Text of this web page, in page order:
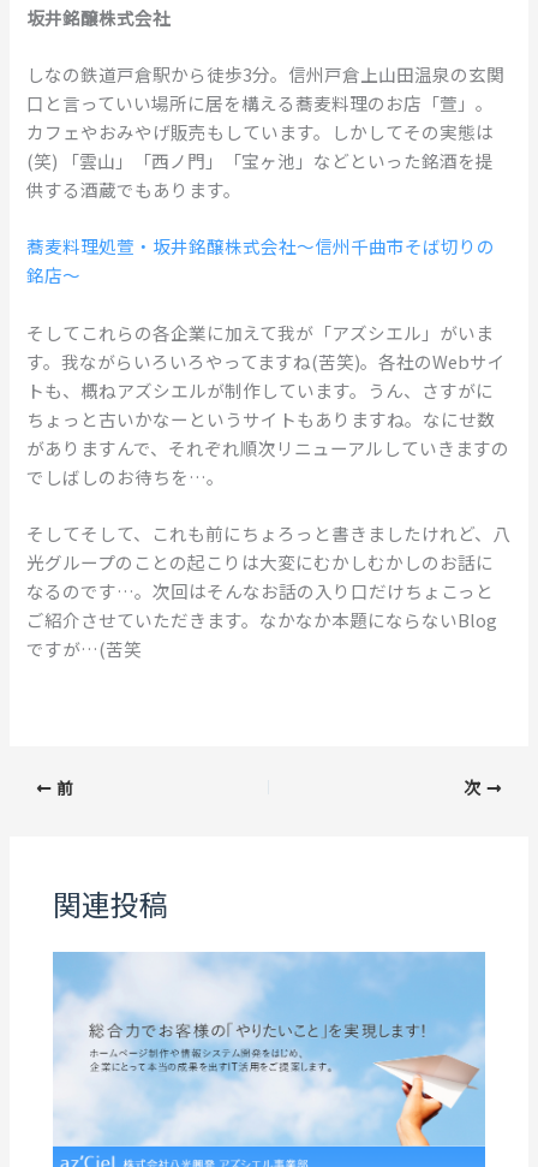
坂井銘醸株式会社
しなの鉄道戸倉駅から徒歩3分。信州戸倉上山田温泉の玄関
口と言っていい場所に居を構える蕎麦料理のお店「萱」。
カフェやおみやげ販売もしています。しかしてその実態は
(笑) 「雲山」「西ノ門」「宝ヶ池」などといった銘酒を提
供する酒蔵でもあります。
蕎麦料理処萱・坂井銘醸株式会社～信州千曲市そば切りの
銘店～
そしてこれらの各企業に加えて我が「アズシエル」がいま
す。我ながらいろいろやってますね(苦笑)。各社のWebサイ
トも、概ねアズシエルが制作しています。うん、さすがに
ちょっと古いかなーというサイトもありますね。なにせ数
がありますんで、それぞれ順次リニューアルしていきますの
でしばしのお待ちを…。
そしてそして、これも前にちょろっと書きましたけれど、八
光グループのことの起こりは大変にむかしむかしのお話に
なるのです…。次回はそんなお話の入り口だけちょこっと
ご紹介させていただきます。なかなか本題にならないBlog
ですが…(苦笑
前 次
関連投稿